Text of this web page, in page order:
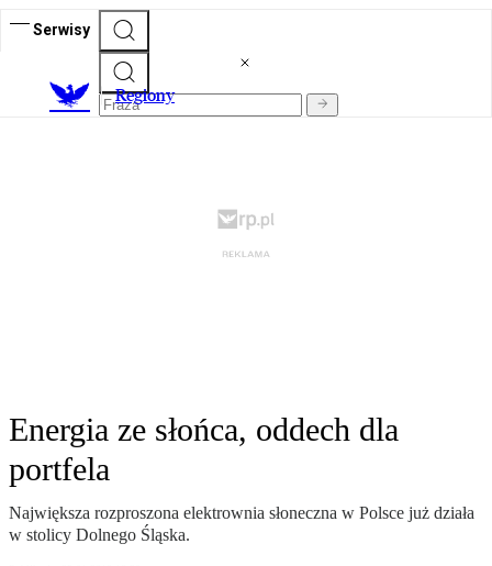
Serwisy
Regiony
Energia ze słońca, oddech dla
portfela
Największa rozproszona elektrownia słoneczna w Polsce już działa
w stolicy Dolnego Śląska.